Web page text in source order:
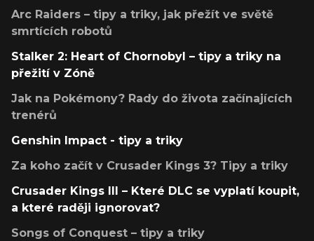
Arc Raiders – tipy a triky, jak přežít ve světě
smrtících robotů
Stalker 2: Heart of Chornobyl – tipy a triky na
přežití v Zóně
Jak na Pokémony? Rady do života začínajících
trenérů
Genshin Impact - tipy a triky
Za koho začít v Crusader Kings 3? Tipy a triky
Crusader Kings III – Které DLC se vyplatí koupit,
a které raději ignorovat?
Songs of Conquest – tipy a triky